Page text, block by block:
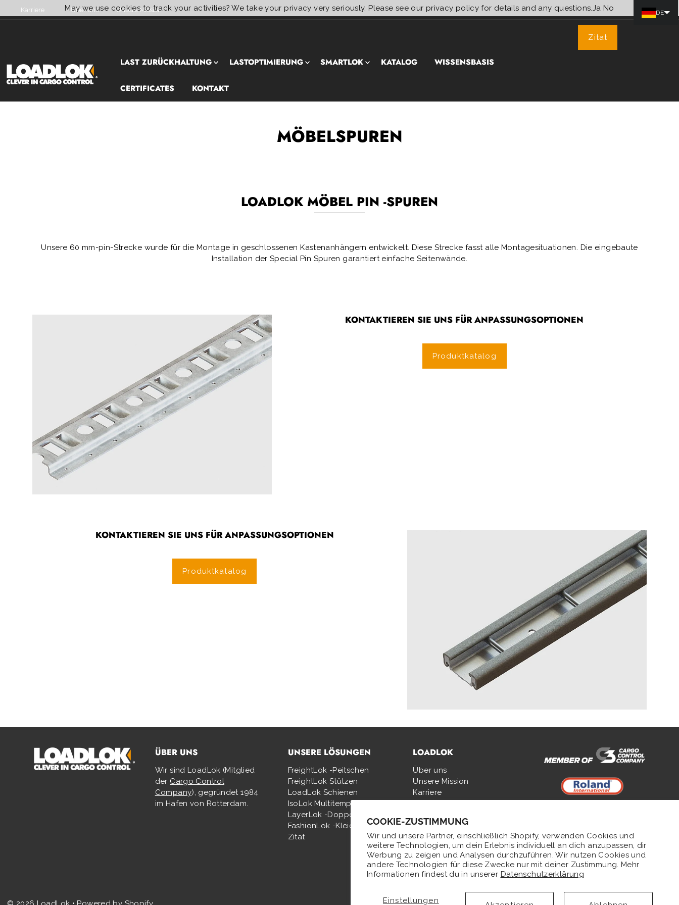
COOKIE-ZUSTIMMUNG
Wir und unsere Partner, einschließlich Shopify, verwenden Cookies und
weitere Technologien, um dein Erlebnis individuell an dich anzupassen, dir
Werbung zu zeigen und Analysen durchzuführen. Wir nutzen Cookies und
andere Technologien für diese Zwecke nur mit deiner Zustimmung. Mehr
Informationen findest du in unserer Datenschutzerklärung
Einstellungen
Direkt zum Inhalt
Karriere Über uns Unsere Mission
Zitat
LAST ZURÜCKHALTUNG LASTOPTIMIERUNG SMARTLOK KATALOG WISSENSBASIS
CERTIFICATES KONTAKT
MÖBELSPUREN
LOADLOK MÖBEL PIN -SPUREN
Unsere 60 mm-pin-Strecke wurde für die Montage in geschlossenen Kastenanhängern entwickelt. Diese Strecke fasst alle Montagesituationen. Die eingebaute
Installation der Special Pin Spuren garantiert einfache Seitenwände.
KONTAKTIEREN SIE UNS FÜR ANPASSUNGSOPTIONEN
Produktkatalog
KONTAKTIEREN SIE UNS FÜR ANPASSUNGSOPTIONEN
Produktkatalog
ÜBER UNS
Wir sind LoadLok (Mitglied
der Cargo Control
Company), gegründet 1984
im Hafen von Rotterdam.
UNSERE LÖSUNGEN
FreightLok -Peitschen
FreightLok Stützen
LoadLok Schienen
IsoLok Multitemp
LayerLok -Doppel -Decking
FashionLok -Kleidungsstück
Zitat
LOADLOK
Über uns
Unsere Mission
Karriere
Allgemeine
Geschäftsbedingungen
Suchen
May we use cookies to track your activities? We take your privacy very seriously. Please see our privacy policy for details and any questions.Ja No DE